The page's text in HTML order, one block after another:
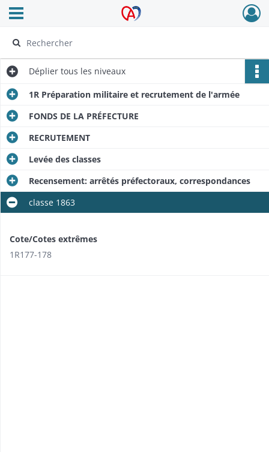
Archives Alsace - Colmar
Ouvrir le menu déroulant
Déplier tous les niveaux
1R Préparation militaire et recrutement de l'armée
FONDS DE LA PRÉFECTURE
RECRUTEMENT
Levée des classes
Recensement: arrêtés préfectoraux, correspondances
classe 1863
Cote/Cotes extrêmes
1R177-178